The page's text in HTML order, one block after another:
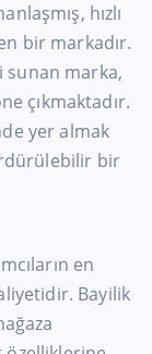
hızlı
bir markadır.
sunan marka,
çıkmaktadır.
yer almak
bir
en
Bayilik